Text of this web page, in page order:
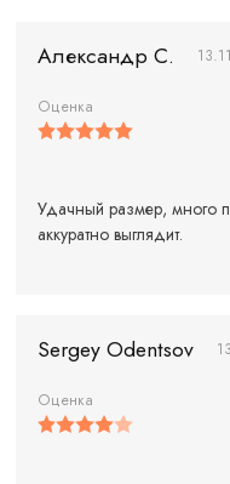
Александр С.
Оценка
Удачный размер, много
аккуратно выглядит.
Sergey Odentsov
Оценка